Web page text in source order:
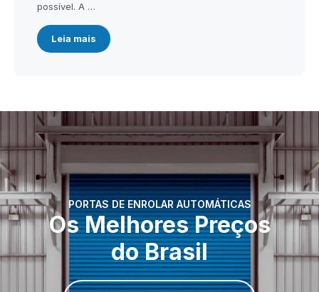
possível. A …
Leia mais
PORTAS DE ENROLAR AUTOMÁTICAS
Os Melhores Preços
do Brasil